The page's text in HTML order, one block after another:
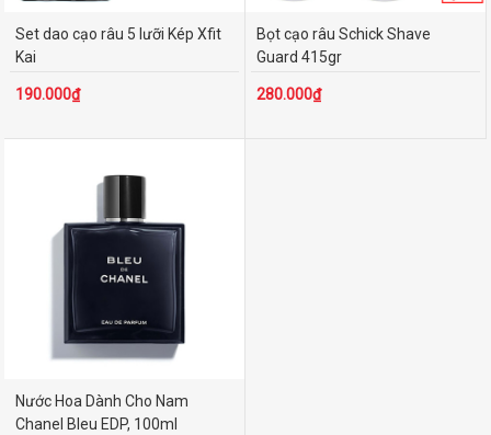
Set dao cạo râu 5 lưỡi Kép Xfit
Kai
190.000₫
Bọt cạo râu Schick Shave
Guard 415gr
280.000₫
Nước Hoa Dành Cho Nam
Chanel Bleu EDP, 100ml